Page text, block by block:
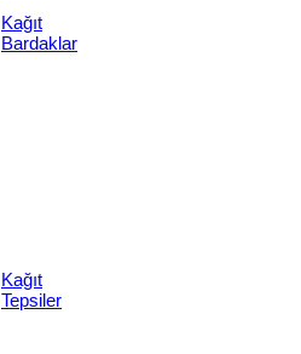
Kağıt
Bardaklar
Kağıt
Tepsiler